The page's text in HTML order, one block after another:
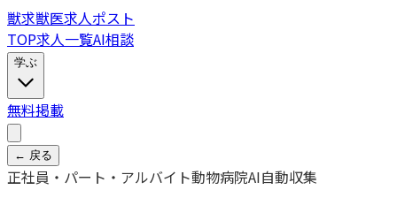
獣求獣医求人ポスト
TOP求人一覧AI相談
学ぶ
無料掲載
← 戻る
正社員・パート・アルバイト動物病院AI自動収集